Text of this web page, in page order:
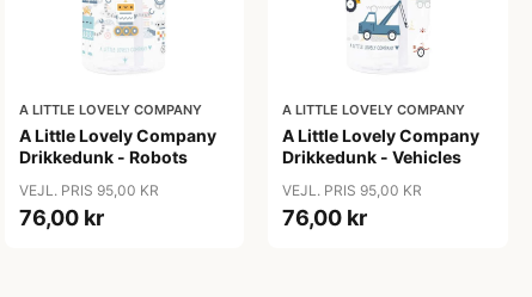
A LITTLE LOVELY COMPANY
A Little Lovely Company
Drikkedunk - Robots
VEJL. PRIS 95,00 KR
76,00 kr
A LITTLE LOVELY COMPANY
A Little Lovely Company
Drikkedunk - Vehicles
VEJL. PRIS 95,00 KR
76,00 kr